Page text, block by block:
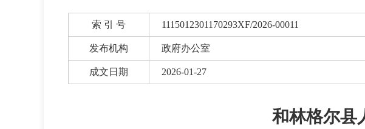
索 引 号 1115012301170293XF/2026-00011
发布机构 政府办公室
成文日期 2026-01-27
和林格尔县